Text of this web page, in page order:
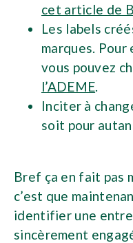
cet article de
Les labels
marques. Pour
vous pouvez
l’ADEME
Inciter à
soit pour
Bref ça en fait pas
c’est que
identifier une
sincèrement